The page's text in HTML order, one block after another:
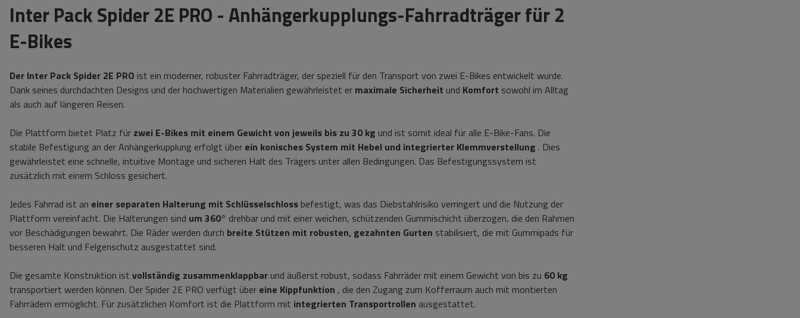
Inter Pack Spider 2E PRO - Anhängerkupplungs-Fahrradträger für 2
E-Bikes
Der Inter Pack Spider 2E PRO ist ein moderner, robuster Fahrradträger, der speziell für den Transport von zwei E-Bikes entwickelt wurde.
Dank seines durchdachten Designs und der hochwertigen Materialien gewährleistet er maximale Sicherheit und Komfort sowohl im Alltag
als auch auf längeren Reisen.
Die Plattform bietet Platz für zwei E-Bikes mit einem Gewicht von jeweils bis zu 30 kg und ist somit ideal für alle E-Bike-Fans. Die
stabile Befestigung an der Anhängerkupplung erfolgt über ein konisches System mit Hebel und integrierter Klemmverstellung . Dies
gewährleistet eine schnelle, intuitive Montage und sicheren Halt des Trägers unter allen Bedingungen. Das Befestigungssystem ist
zusätzlich mit einem Schloss gesichert.
Jedes Fahrrad ist an einer separaten Halterung mit Schlüsselschloss befestigt, was das Diebstahlrisiko verringert und die Nutzung der
Plattform vereinfacht. Die Halterungen sind um 360° drehbar und mit einer weichen, schützenden Gummischicht überzogen, die den Rahmen
vor Beschädigungen bewahrt. Die Räder werden durch breite Stützen mit robusten, gezahnten Gurten stabilisiert, die mit Gummipads für
besseren Halt und Felgenschutz ausgestattet sind.
Die gesamte Konstruktion ist vollständig zusammenklappbar und äußerst robust, sodass Fahrräder mit einem Gewicht von bis zu 60 kg
transportiert werden können. Der Spider 2E PRO verfügt über eine Kippfunktion , die den Zugang zum Kofferraum auch mit montierten
Fahrrädern ermöglicht. Für zusätzlichen Komfort ist die Plattform mit integrierten Transportrollen ausgestattet.